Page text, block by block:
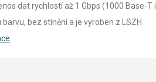
dat rychlostí až 1 Gbps (1000 Base-T i
bez stínění a je vyroben z LSZH